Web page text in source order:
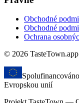
Obchodné
Obchodné
Ochrana
© 2026
Spolufinancováno
Evropskou unií